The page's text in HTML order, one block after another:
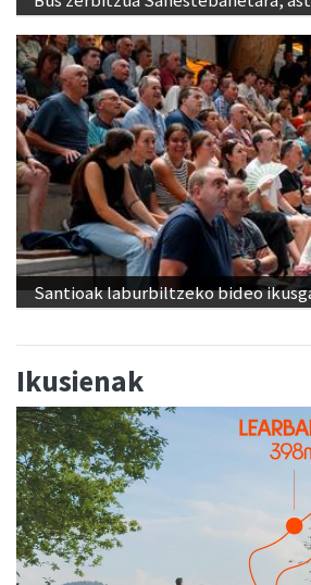
Santioak laburbiltzeko bideo
Ikusienak